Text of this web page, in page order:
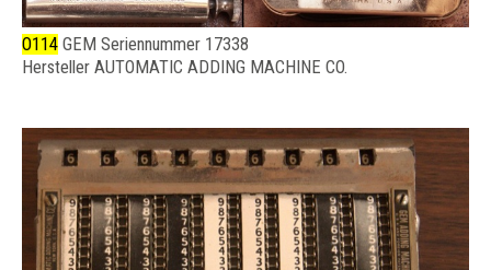
O114 GEM Seriennummer 17338
Hersteller AUTOMATIC ADDING MACHINE CO.